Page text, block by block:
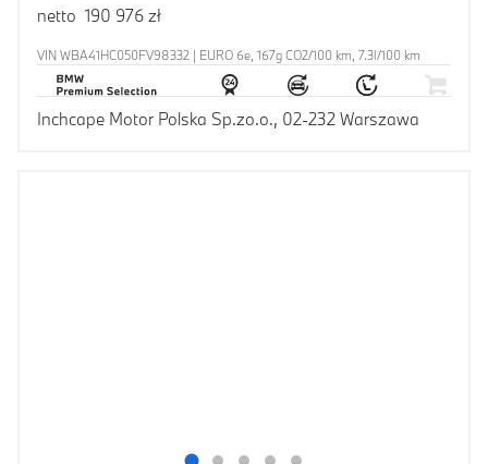
netto 190 976 zł
VIN WBA41HC050FV98332 | EURO 6e, 167g CO2/100 km, 7.3l/100 km
Inchcape Motor Polska Sp.zo.o., 02-232 Warszawa